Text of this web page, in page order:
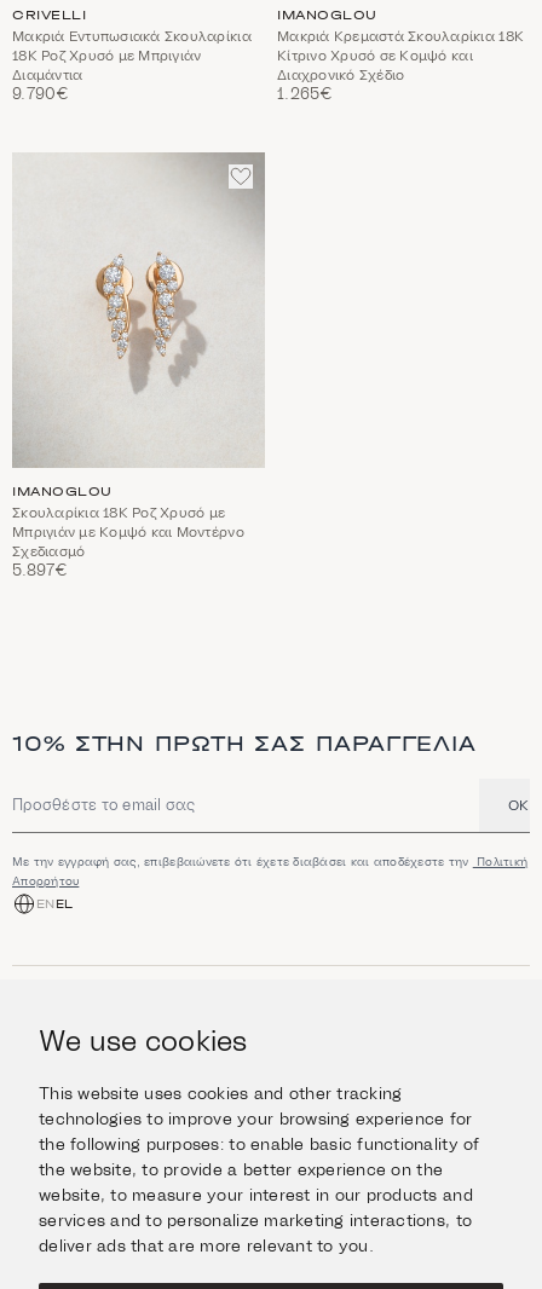
We use cookies
This website uses cookies and other tracking
technologies to improve your browsing experience for
the following purposes:to enable basic functionality of
the website,to provide a better experience on the
website,to measure your interest in our products and
services and to personalize marketing interactions, to
deliver ads that are more relevant to you
CRIVELLI
Μακριά Εντυπωσιακά Σκουλαρίκια
18Κ Ροζ Χρυσό με Μπριγιάν
Διαμάντια
9.790€
IMANOGLOU
Μακριά Κρεμαστά Σκουλαρίκια 18Κ
Κίτρινο Χρυσό σε Κομψό και
Διαχρονικό Σχέδιο
1.265€
ΠΡΟΣΘΈΣΤΕ
ΣΤΑ
IMANOGLOU
Σκουλαρίκια 18Κ Ροζ Χρυσό με
Μπριγιάν με Κομψό και Μοντέρνο
Σχεδιασμό
5.897€
10% ΣΤΗΝ ΠΡΏΤΗ ΣΑΣ ΠΑΡΑΓΓΕΛΊΑ
Διεύθυνση email OK
Με την εγγραφή σας, επιβεβαιώνετε ότι έχετε διαβάσει και αποδέχεστε την
Πολιτική
Απορρήτου
EN EL
Κοσμήματα
Ρολόγια
Ταξιδέψτε με Στυλ
Giftcard
ΠΛΗΡΟΦΟΡΊΕΣ
Βοήθεια και Ερωτήσεις
Αποστολές και επιστροφές
Επικοινωνήστε μαζί μας
ΣΧΕΤΙΚΆ ΜΕ ΕΜΆΣ
Η οικογένεια Ιμάνογλου
Τα καταστήματά μας
Facebook
ΝΟΜΙΚΆ